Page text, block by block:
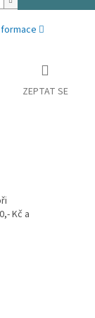
ZEPTAT SE
Kč a